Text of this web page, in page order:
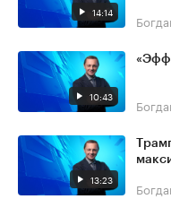
14:14
10:43
13:23